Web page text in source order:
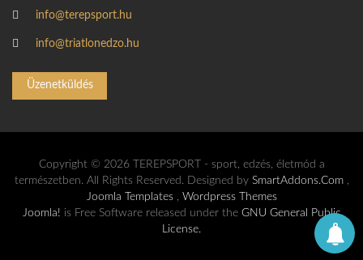
info@terepsport.hu
info@triatlonedzo.hu
Üzenetküldés
Copyright © 2026 TEREPSPORT - sport, edzés, életmód a
természetben. All Rights Reserved. Designed by SmartAddons.Com,
Joomla Templates, Wordpress Themes
Joomla! is Free Software released under the GNU General Public
License.